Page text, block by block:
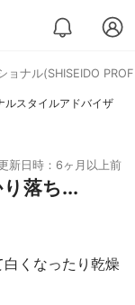
ョナル(SHISEIDO
ルスタイルアドバイザ
新日時：6ヶ月以上前
落ち...
くなったり乾燥